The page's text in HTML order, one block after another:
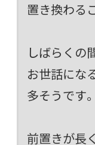
置き換わる
しばらくの
お世話にな
多そうです。
前置きが長